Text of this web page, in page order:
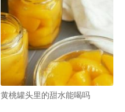
黄桃罐头里的甜水能喝吗